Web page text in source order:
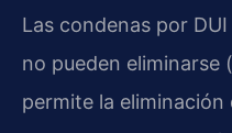
Las condenas por
no pueden eliminarse (
permite la